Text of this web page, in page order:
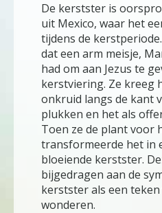
De kerstster is
uit Mexico, waar het
tijdens de
dat een arm meisje,
had om aan Jezus te
kerstviering. Ze kreeg
onkruid langs de kant
plukken en het als
Toen ze de plant voor
transformeerde het in
bloeiende kerstster.
bijgedragen aan de
kerstster als een
wonderen.